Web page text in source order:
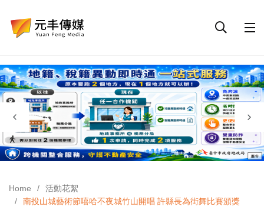
Home
活動花絮
南投山城藝術節嘻哈不夜城竹山開唱 許縣長為街舞比賽頒獎